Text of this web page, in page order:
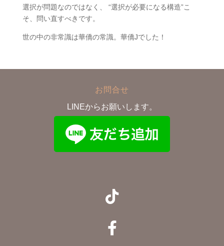
選択が問題なのではなく、 “選択が必要になる構造”こ
そ、問い直すべきです。
世の中の非常識は華僑の常識。華僑Jでした！
お問合せ
LINEからお願いします。

